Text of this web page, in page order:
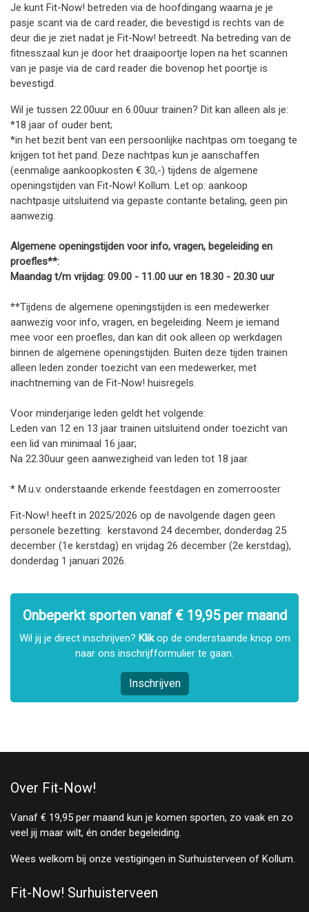
Je kunt Fit-Now! betreden via de hoofdingang waarna je je
pasje scant via de card reader, die bevestigd is rechts van de
deur die je ziet nadat je Fit-Now! betreedt. Na betreding van de
fitnesszaal kun je door het draaipoortje lopen na het scannen
van je pasje via de card reader die bovenop het poortje is
bevestigd.
Wil je tussen 22.00uur en 6.00uur trainen? Dit kan alleen als je:
*18 jaar of ouder bent;
*in het bezit bent van een persoonlijke nachtpas om toegang te
krijgen tot het pand. Deze nachtpas kun je aanschaffen
(eenmalige aankoopkosten € 30,-) tijdens de algemene
openingstijden van Fit-Now! Kollum. Let op: aankoop
nachtpasje uitsluitend via gepaste contante betaling, geen pin
aanwezig.
Algemene openingstijden voor info, vragen, begeleiding en
proefles**:
Maandag t/m vrijdag: 09.00 - 11.00 uur en 18.30 - 20.30 uur
**Tijdens de algemene openingstijden is een medewerker
aanwezig voor info, vragen, en begeleiding. Neem je iemand
mee voor een proefles, dan kan dit ook alleen op werkdagen
binnen de algemene openingstijden. Buiten deze tijden trainen
alleen leden zonder toezicht van een medewerker, met
inachtneming van de Fit-Now! huisregels.
Voor minderjarige leden geldt het volgende:
Leden van 12 en 13 jaar trainen uitsluitend onder toezicht van
een lid van minimaal 16 jaar;
Na 22.30uur geen aanwezigheid van leden tot 18 jaar.
* M.u.v. onderstaande erkende feestdagen en zomerrooster
Fit-Now! heeft in 2025/2026 op de navolgende dagen geen
personele bezetting: kerstavond 24 december, donderdag 25
december (1e kerstdag) en vrijdag 26 december (2e kerstdag),
donderdag 1 januari 2026.
Onbeperkt sporten vanaf € 19,95 per maand
Wil jij je direct inschrijven? Klikop de onderstaande knop om
naar ons inschrijfformulier te gaan.
Inschrijven
Over Fit-Now!
Vanaf € 19,95 per maand kun je komen sporten, zo vaak en zo
veel jij maar wilt, én onder begeleiding.
Wees welkom bij onze vestigingen in Surhuisterveen of Kollum.
Fit-Now! Surhuisterveen